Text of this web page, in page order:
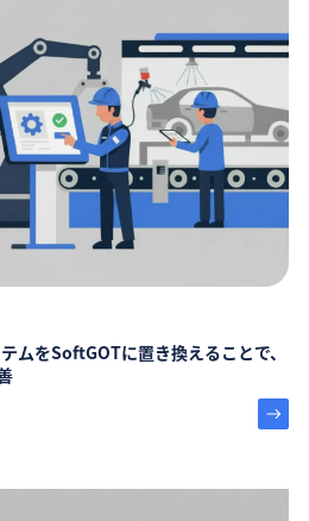
ムをSoftGOTに置き換えることで、